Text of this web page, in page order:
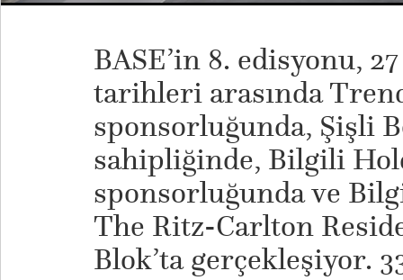
BASE’in 8. edisyonu,
tarihleri arasında
sponsorluğunda, Şişli
sahipliğinde, Bilgili
sponsorluğunda ve
The Ritz-Carlton
Blok’ta gerçekleşiyor.